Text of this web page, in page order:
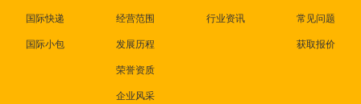
国际快递
国际小包
经营范围
发展历程
荣誉资质
企业风采
行业资讯 常见问题
获取报价